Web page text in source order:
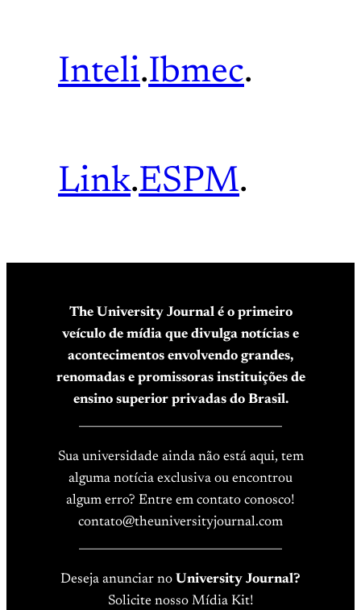
Inteli.Ibmec.
Link.ESPM.
The University Journal é o primeiro
veículo de mídia que divulga notícias e
acontecimentos envolvendo grandes,
renomadas e promissoras instituições de
ensino superior privadas do Brasil.
Sua universidade ainda não está aqui, tem
alguma notícia exclusiva ou encontrou
algum erro? Entre em contato conosco!
contato@theuniversityjournal.com
Deseja anunciar no University Journal?
Solicite nosso Mídia Kit!